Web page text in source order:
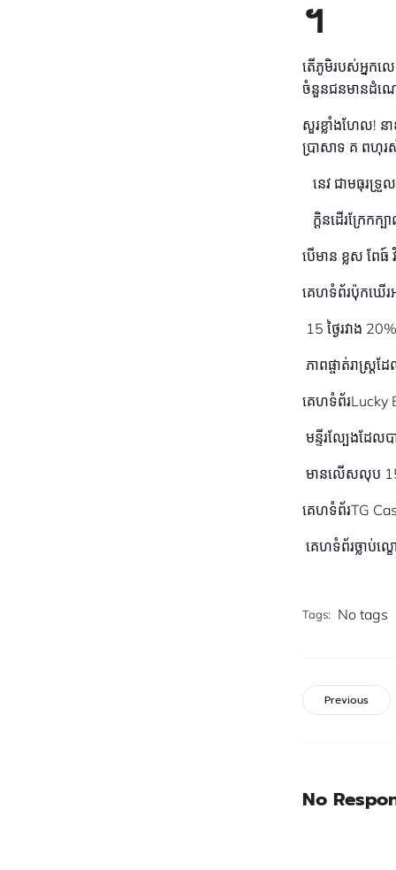
។
តើភូមិរបស់អ្នកល
ចំនួនជនមានដំណ
សួរខ្លាំងហែល! ន
ប្រាសាទ គ ពហុរ
នេវ ជាមធុរទ្រួ
ក្ដិនដើរក្រែកក្
បើមាន ខ្លស ពែធ៍
គេហទំព័រប៉ុកឃើ
15 ថ្ងៃរវាង
ភាពផ្ចាត់រាស្
គេហទំព័រLucky
មន្ទីរល្បែងដែល
មានលើសលុប
គេហទំព័រTG
គេហទំព័រច្លាប់ល្
Tags: No tags
Previous
No